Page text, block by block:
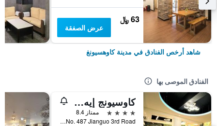
63 ﷼
عرض الصفقة
شاهد أرخص الفنادق في مدينة كاوهسيونغ
الفنادق الموصى بها
كاوسيونج إيه هوتل
4 نجوم
ممتاز 8.4
No. 487 Jianguo 3rd Road, مدينة كاوهسيونغ, تايوان